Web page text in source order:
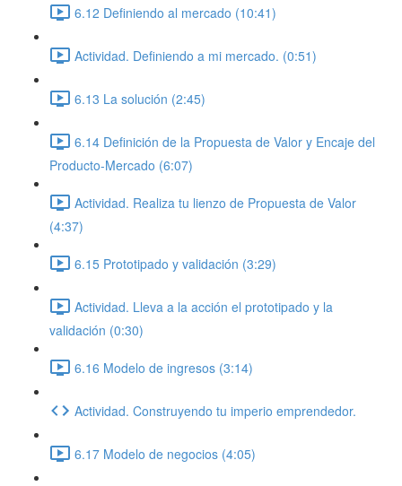
6.12 Definiendo al mercado (10:41)
Actividad. Definiendo a mi mercado. (0:51)
6.13 La solución (2:45)
6.14 Definición de la Propuesta de Valor y Encaje del
Producto-Mercado (6:07)
Actividad. Realiza tu lienzo de Propuesta de Valor
(4:37)
6.15 Prototipado y validación (3:29)
Actividad. Lleva a la acción el prototipado y la
validación (0:30)
6.16 Modelo de ingresos (3:14)
Actividad. Construyendo tu imperio emprendedor.
6.17 Modelo de negocios (4:05)